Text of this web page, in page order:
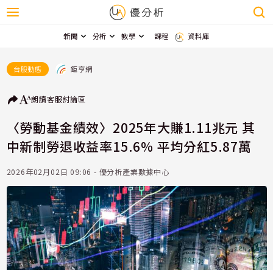
新聞 分析 教學 課程 資料庫
台股動態 鉅亨網
朗讀客服討論區
〈勞動基金績效〉2025年大賺1.11兆元 其
中新制勞退收益率15.6% 平均分紅5.87萬
2026年02月02日 09:06 - 優分析產業數據中心